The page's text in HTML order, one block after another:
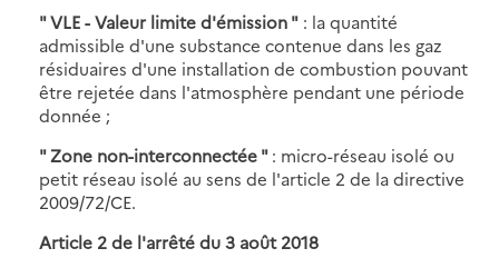
" VLE - Valeur limite d'émission " : la quantité
admissible d'une substance contenue dans les gaz
résiduaires d'une installation de combustion pouvant
être rejetée dans l'atmosphère pendant une période
donnée ;
" Zone non-interconnectée ": micro-réseau isolé ou
petit réseau isolé au sens de l'article 2 de la directive
2009/72/CE.
Article 2 de l'arrêté du 3 août 2018